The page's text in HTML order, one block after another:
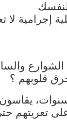
إجرامية لا
قلوبهم ؟
يقاسون
تعريتهم